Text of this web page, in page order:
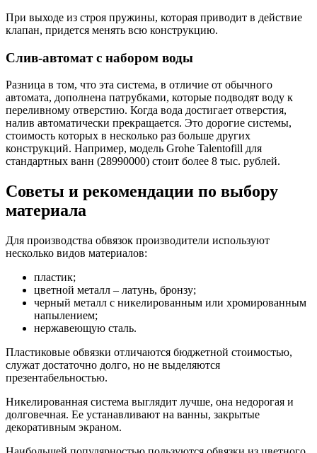
При выходе из строя пружины, которая приводит в действие
клапан, придется менять всю конструкцию.
Слив-автомат с набором воды
Разница в том, что эта система, в отличие от обычного
автомата, дополнена патрубками, которые подводят воду к
переливному отверстию. Когда вода достигает отверстия,
налив автоматически прекращается. Это дорогие системы,
стоимость которых в несколько раз больше других
конструкций. Например, модель Grohe Talentofill для
стандартных ванн (28990000) стоит более 8 тыс. рублей.
Советы и рекомендации по выбору
материала
Для производства обвязок производители используют
несколько видов материалов:
пластик;
цветной металл – латунь, бронзу;
черный металл с никелированным или хромированным
напылением;
нержавеющую сталь.
Пластиковые обвязки отличаются бюджетной стоимостью,
служат достаточно долго, но не выделяются
презентабельностью.
Никелированная система выглядит лучше, она недорогая и
долговечная. Ее устанавливают на ванны, закрытые
декоративным экраном.